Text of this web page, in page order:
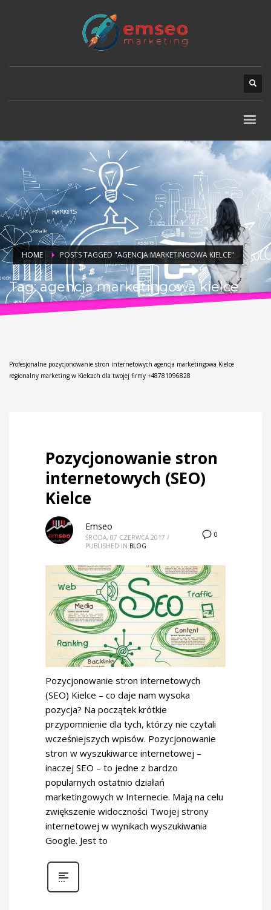
HOME POSTS TAGGED "AGENCJA MARKETINGOWA KIELCE"
Tag: agencja marketingowa kielce
Profesjonalne pozycjonowanie stron internetowych agencja marketingowa Kielce
regionalny marketing w Kielcach dla twojej firmy +48781096828
Pozycjonowanie stron
internetowych (SEO)
Kielce
0
Emseo
ŚRODA, 07 CZERWCA 2017 /
PUBLISHED IN BLOG
Pozycjonowanie stron internetowych
(SEO) Kielce – co daje nam wysoka
pozycja? Na początek krótkie
przypomnienie dla tych, którzy nie czytali
wcześniejszych wpisów. Pozycjonowanie
stron w wyszukiwarce internetowej –
inaczej SEO – to jedne z bardzo
popularnych ostatnio działań
marketingowych w Internecie. Mają na celu
zwiększenie widoczności Twojej strony
internetowej w wynikach wyszukiwania
Google. Jest to